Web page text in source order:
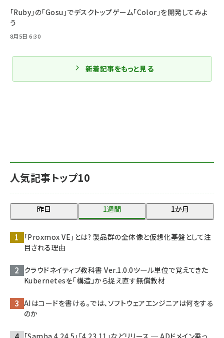
人気記事トップ10
昨日 1週間 1か月
「Proxmox VE」とは? 製品群の全体像と仮想化基盤として注
目される理由
クラウドネイティブ教科書 Ver.1.0.0――ツール単位で覚えてきた
Kubernetesを「構造」から捉え直す無償教材
AIはコードを書ける。では、ソフトウェアエンジニアは何をする
のか
「Ruby」の「Gosu」でデスクトップゲーム「Color」を開発してみよ
う
8月5日 6:30
新着記事をもっと見る